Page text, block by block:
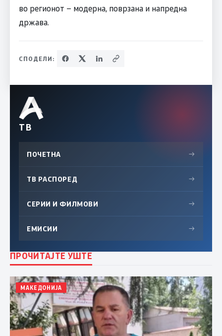
во регионот – модерна, поврзана и напредна
држава.
СПОДЕЛИ:
ТВ
ПОЧЕТНА →
ТВ РАСПОРЕД →
СЕРИИ И ФИЛМОВИ →
ЕМИСИИ →
ПРОЧИТАЈТЕ УШТЕ
МАКЕДОНИЈА